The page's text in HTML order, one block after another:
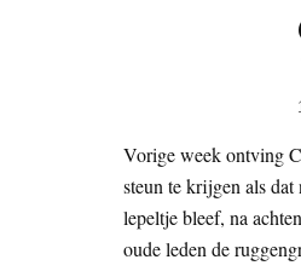
Vorige week ontving
steun te krijgen als
lepeltje bleef, na
oude leden de